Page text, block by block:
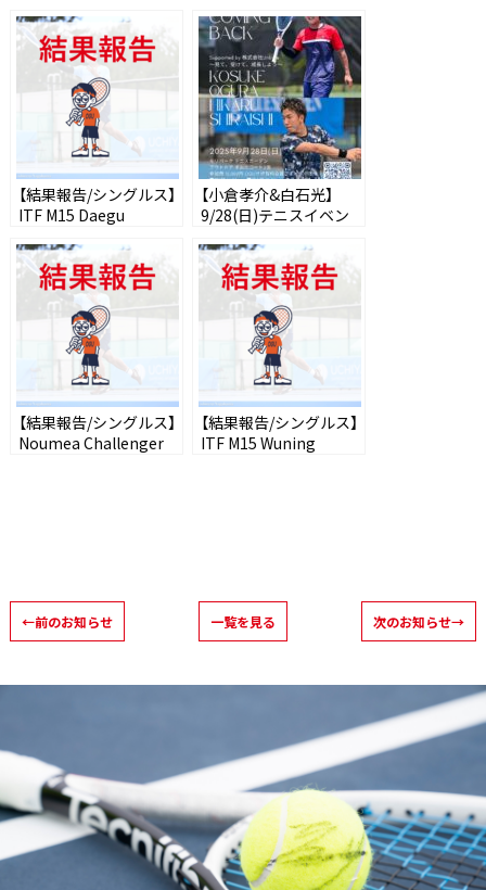
【結果報告/シングルス】
ITF M15 Daegu
【小倉孝介&白石光】
9/28(日)テニスイベン
いたしました
【結果報告/シングルス】
Noumea Challenger
【結果報告/シングルス】
ITF M15 Wuning
←前のお知らせ 一覧を見る 次のお知らせ→